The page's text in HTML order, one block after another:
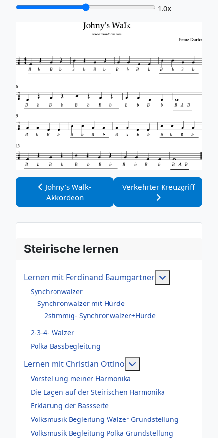
1.0x
Vorheriger Beitrag: Johny's Walk-Akkordeon
Johny's Walk-
Akkordeon
Nächster Beitrag:
Verkehrter Kreuzgriff
Steirische lernen
Lernen mit Ferdinand Baumgartner
Synchronwalzer
Synchronwalzer mit Hürde
2stimmig- Synchronwalzer+Hürde
2-3-4- Walzer
Polka Bassbegleitung
Lernen mit Christian Ottino
Vorstellung meiner Harmonika
Die Lagen auf der Steirischen Harmonika
Erklärung der Bassseite
Volksmusik Begleitung Walzer Grundstellung
Volksmusik Begleitung Polka Grundstellung